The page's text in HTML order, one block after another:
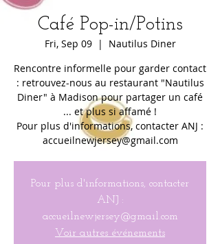
Café Pop-in/Potins
Fri, Sep 09
  |
Nautilus Diner
Rencontre informelle pour garder contact
: retrouvez-nous au restaurant "Nautilus
Diner" à Madison pour partager un café
... et plus si affamé !
Pour plus d'informations, contacter ANJ :
accueilnewjersey@gmail.com
Pour plus d'informations, contacter
ANJ :
accueilnewjersey@gmail.com
Voir autres événements